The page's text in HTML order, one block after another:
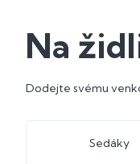
Na
Dodejte svému
Sedáky